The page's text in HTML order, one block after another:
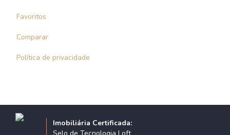
Favoritos
Comparar
Política de privacidade
Imobiliária Certificada: